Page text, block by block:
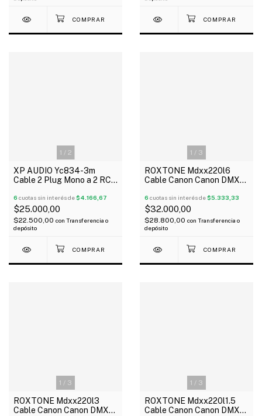
1 / 2
XP AUDIO Yc834-3m
Cable 2 Plug Mono a 2 RCA
6 cuotas sin interés de$4.166,67
$25.000,00
$22.500,00 con Transferencia o
depósito
1 / 3
ROXTONE Mdxx220l6
Cable Canon Canon DMX
6 cuotas sin interés de$5.333,33
$32.000,00
$28.800,00 con Transferencia o
depósito
1 / 3
ROXTONE Mdxx220l3
Cable Canon Canon DMX
1 / 3
ROXTONE Mdxx220l1.5
Cable Canon Canon DMX